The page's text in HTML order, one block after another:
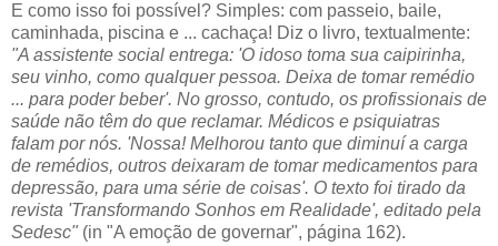
E como isso foi possível? Simples: com passeio, baile,
caminhada, piscina e ... cachaça! Diz o livro, textualmente:
"A assistente social entrega: 'O idoso toma sua caipirinha,
seu vinho, como qualquer pessoa. Deixa de tomar remédio
... para poder beber'. No grosso, contudo, os profissionais de
saúde não têm do que reclamar. Médicos e psiquiatras
falam por nós. 'Nossa! Melhorou tanto que diminuí a carga
de remédios, outros deixaram de tomar medicamentos para
depressão, para uma série de coisas'. O texto foi tirado da
revista 'Transformando Sonhos em Realidade', editado pela
Sedesc" (in "A emoção de governar", página 162).